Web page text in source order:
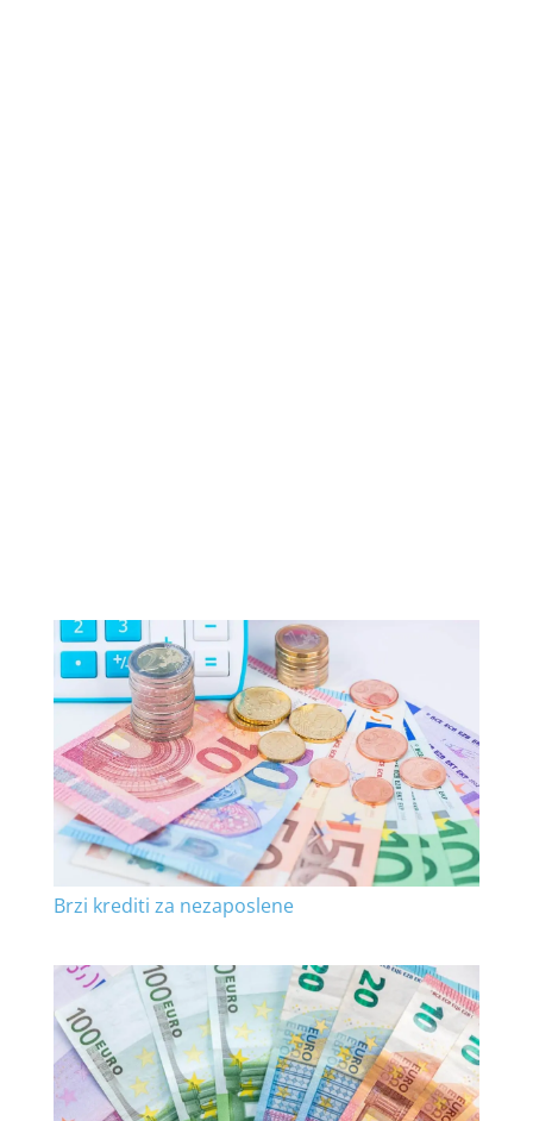
Brzi krediti za nezaposlene